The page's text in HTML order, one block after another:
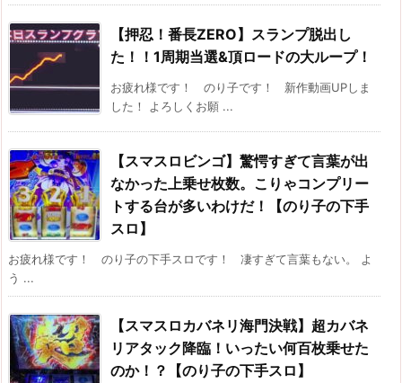
【押忍！番長ZERO】スランプ脱出し
た！！1周期当選&頂ロードの大ループ！
お疲れ様です！ のり子です！ 新作動画UPしま
した！ よろしくお願 ...
【スマスロビンゴ】驚愕すぎて言葉が出
なかった上乗せ枚数。こりゃコンプリー
トする台が多いわけだ！【のり子の下手
スロ】
お疲れ様です！ のり子の下手スロです！ 凄すぎて言葉もない。 よ
う ...
【スマスロカバネリ海門決戦】超カバネ
リアタック降臨！いったい何百枚乗せた
のか！？【のり子の下手スロ】